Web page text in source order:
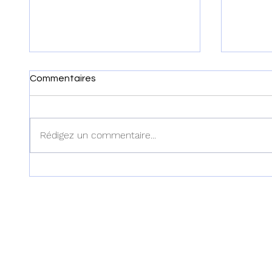
examens officiels enlevés
Fils-
Commentaires
Rédigez un commentaire...